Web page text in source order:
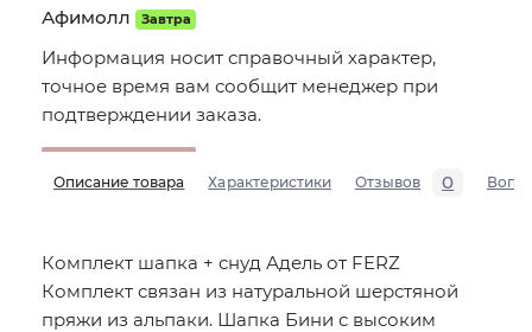
Афимолл Завтра
Информация носит справочный характер,
точное время вам сообщит менеджер при
подтверждении заказа.
Описание товара Характеристики Отзывов 0
Комплект шапка + снуд Адель от FERZ
Комплект связан из натуральной шерстяной
пряжи из альпаки. Шапка Бини с высоким